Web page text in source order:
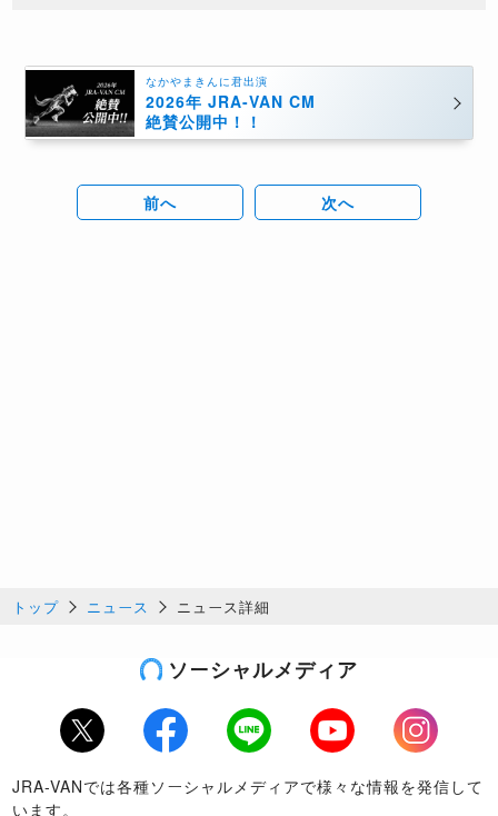
なかやまきんに君出演
2026年 JRA-VAN CM
絶賛公開中！！
前へ 次へ
トップ ニュース ニュース詳細
ソーシャルメディア
Twitter Facebook LINE Youtube
Instagram
JRA-VANでは各種ソーシャルメディアで様々な情報を発信して
います。